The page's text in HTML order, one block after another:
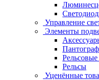
Управление
Элементы
Рельсы
Уценённые